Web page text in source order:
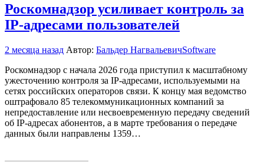
Роскомнадзор усиливает контроль за
IP-адресами пользователей
2 месяца назад Автор: Бальдер НагвальевичSoftware
Роскомнадзор с начала 2026 года приступил к масштабному
ужесточению контроля за IP-адресами, используемыми на
сетях российских операторов связи. К концу мая ведомство
оштрафовало 85 телекоммуникационных компаний за
непредоставление или несвоевременную передачу сведений
об IP-адресах абонентов, а в марте требования о передаче
данных были направлены 1359…